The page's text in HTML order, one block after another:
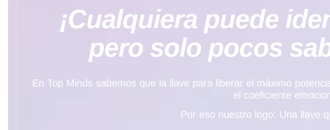
¡Cualquiera puede
pero solo pocos
En Top Minds sabemos que la llave para liberar el máximo
el coeficiente
Por eso nuestro logo: Una llave